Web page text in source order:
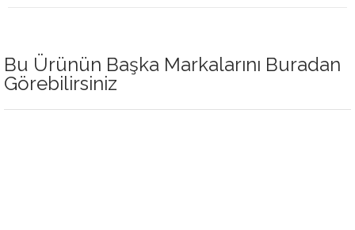
Bu Ürünün Başka Markalarını Buradan
Görebilirsiniz